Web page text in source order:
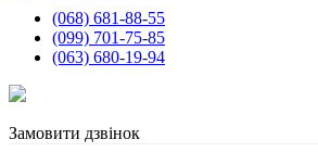
(068) 681-88-55
(099) 701-75-85
(063) 680-19-94
Замовити дзвінок